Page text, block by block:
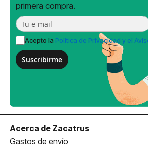
primera compra.
Acepto la Política de Privacidad y el
Suscribirme
Acerca de Zacatrus
Gastos de envío